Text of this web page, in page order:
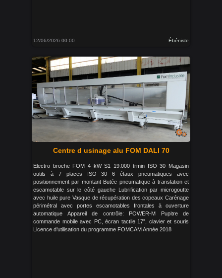
12/06/2026 00:00 Ébéniste
Centre d usinage alu FOM DALI 70
Electro broche FOM 4 kW S1 19.000 trmin ISO 30 Magasin
outils à 7 places ISO 30 6 étaux pneumatiques avec
positionnement par montant Butée pneumatique à translation et
escamotable sur le côté gauche Lubrification par microgoutte
avec huile pure Vasque de récupération des copeaux Carénage
périmétral avec portes escamotables frontales à ouverture
automatique Appareil de contrôle: POWER-M Pupitre de
commande mobile avec PC, écran tactile 17”, clavier et souris
Licence d’utilisation du programme FOMCAM Année 2018